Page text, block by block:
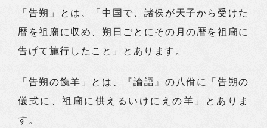
「告朔」とは、「中国で、諸侯が天子から受けた
暦を祖廟に収め、朔日ごとにその月の暦を祖廟に
告げて施行したこと」とあります。
「告朔の餼羊」とは、『論語』の八佾に「告朔の
儀式に、祖廟に供えるいけにえの羊」とありま
す。